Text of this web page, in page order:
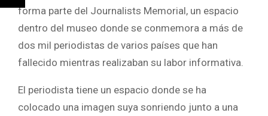
forma parte del Journalists Memorial, un espacio
dentro del museo donde se conmemora a más de
dos mil periodistas de varios países que han
fallecido mientras realizaban su labor informativa.
El periodista tiene un espacio donde se ha
colocado una imagen suya sonriendo junto a una